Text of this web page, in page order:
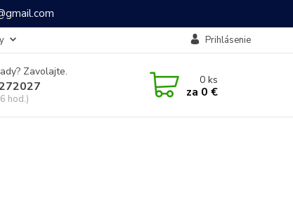
Prihlásenie
Zavolajte.
hod.)
0ks
za 0 €